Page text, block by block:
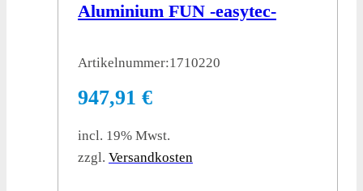
Aluminium FUN -easytec-
Artikelnummer:1710220
947,91 €
incl. 19% Mwst.
zzgl. Versandkosten